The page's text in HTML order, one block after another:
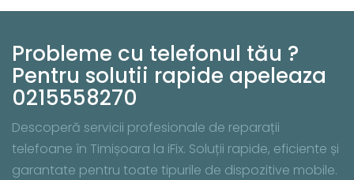
Probleme cu telefonul tău ?
Pentru solutii rapide apeleaza
0215558270
Descoperă servicii profesionale de reparații
telefoane în Timișoara la iFix. Soluții rapide, eficiente și
garantate pentru toate tipurile de dispozitive mobile.